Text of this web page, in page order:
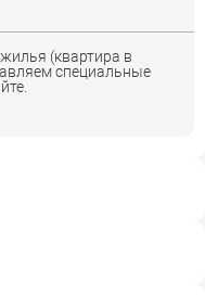
(квартира в
специальные